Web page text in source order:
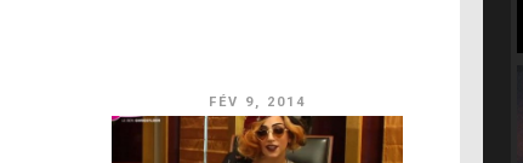
FÉV 9, 2014